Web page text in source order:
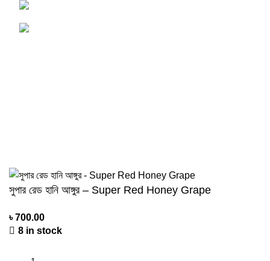
সুপার রেড হানি আঙ্গুর – Super Red Honey Grape
৳700.00
8 in stock